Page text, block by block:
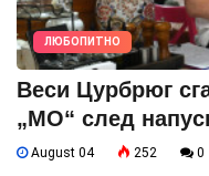
ЛЮБОПИТНО
Веси Цурбрюг
„МО“ след
August 04 252 0